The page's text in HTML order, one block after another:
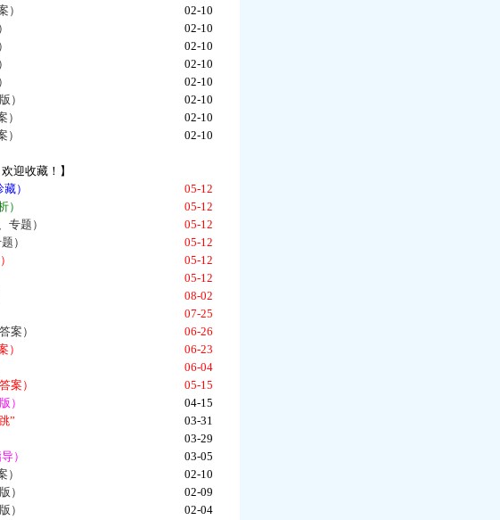
）
02-10
02-10
02-10
02-10
02-10
）
02-10
02-10
02-10
迎收藏！】
）
05-12
）
05-12
专题）
05-12
）
05-12
05-12
05-12
08-02
07-25
案）
06-26
）
06-23
06-04
案）
05-15
）
04-15
”
03-31
03-29
）
03-05
02-10
）
02-09
）
02-04